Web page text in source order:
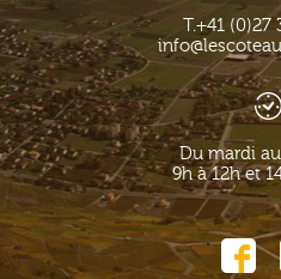
T.+41 (0)27
Du mardi
9h à 12h et